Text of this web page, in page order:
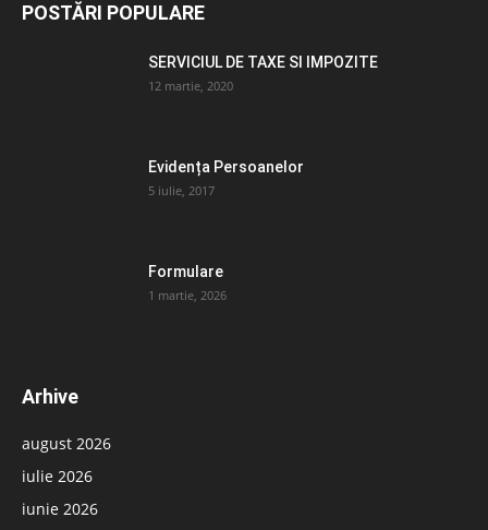
POSTĂRI POPULARE
SERVICIUL DE TAXE SI IMPOZITE
12 martie, 2020
Evidența Persoanelor
5 iulie, 2017
Formulare
1 martie, 2026
Arhive
august 2026
iulie 2026
iunie 2026